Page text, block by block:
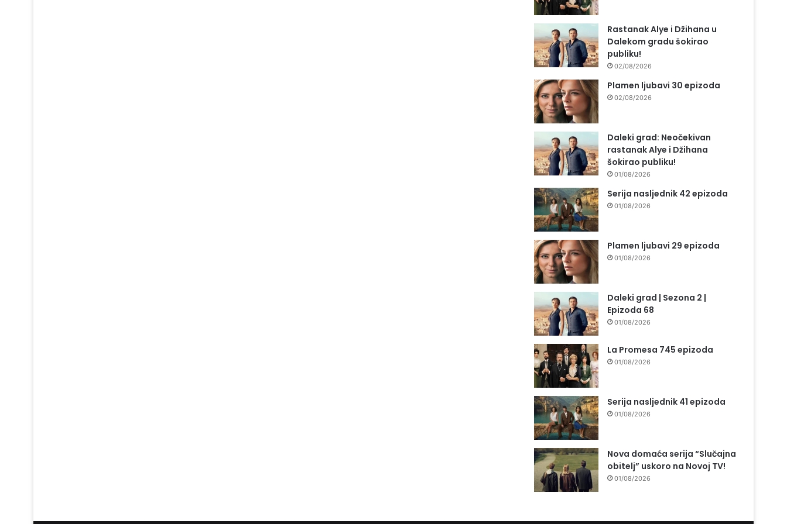
Rastanak Alye i Džihana u
Dalekom gradu šokirao
publiku!
02/08/2026
Plamen ljubavi 30 epizoda
02/08/2026
Daleki grad: Neočekivan
rastanak Alye i Džihana
šokirao publiku!
01/08/2026
Serija nasljednik 42 epizoda
01/08/2026
Plamen ljubavi 29 epizoda
01/08/2026
Daleki grad | Sezona 2 |
Epizoda 68
01/08/2026
La Promesa 745 epizoda
01/08/2026
Serija nasljednik 41 epizoda
01/08/2026
Nova domaća serija “Slučajna
obitelj” uskoro na Novoj TV!
01/08/2026